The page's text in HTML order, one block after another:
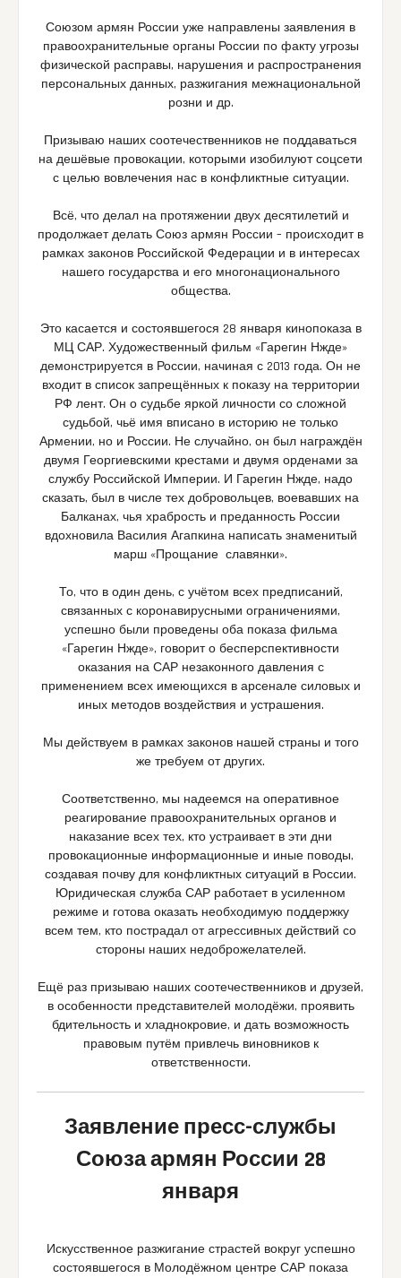
Союзом армян России уже направлены заявления в
правоохранительные органы России по факту угрозы
физической расправы, нарушения и распространения
персональных данных, разжигания межнациональной
розни и др.
Призываю наших соотечественников не поддаваться
на дешёвые провокации, которыми изобилуют соцсети
с целью вовлечения нас в конфликтные ситуации.
Всё, что делал на протяжении двух десятилетий и
продолжает делать Союз армян России – происходит в
рамках законов Российской Федерации и в интересах
нашего государства и его многонационального
общества.
Это касается и состоявшегося 28 января кинопоказа в
МЦ САР. Художественный фильм «Гарегин Нжде»
демонстрируется в России, начиная с 2013 года. Он не
входит в список запрещённых к показу на территории
РФ лент. Он о судьбе яркой личности со сложной
судьбой, чьё имя вписано в историю не только
Армении, но и России. Не случайно, он был награждён
двумя Георгиевскими крестами и двумя орденами за
службу Российской Империи. И Гарегин Нжде, надо
сказать, был в числе тех добровольцев, воевавших на
Балканах, чья храбрость и преданность России
вдохновила Василия Агапкина написать знаменитый
марш «Прощание славянки».
То, что в один день, с учётом всех предписаний,
связанных с коронавирусными ограничениями,
успешно были проведены оба показа фильма
«Гарегин Нжде», говорит о бесперспективности
оказания на САР незаконного давления с
применением всех имеющихся в арсенале силовых и
иных методов воздействия и устрашения.
Мы действуем в рамках законов нашей страны и того
же требуем от других.
Соответственно, мы надеемся на оперативное
реагирование правоохранительных органов и
наказание всех тех, кто устраивает в эти дни
провокационные информационные и иные поводы,
создавая почву для конфликтных ситуаций в России.
Юридическая служба САР работает в усиленном
режиме и готова оказать необходимую поддержку
всем тем, кто пострадал от агрессивных действий со
стороны наших недоброжелателей.
Ещё раз призываю наших соотечественников и друзей,
в особенности представителей молодёжи, проявить
бдительность и хладнокровие, и дать возможность
правовым путём привлечь виновников к
ответственности.
Заявление пресс-службы
Союза армян России 28
января
Искусственное разжигание страстей вокруг успешно
состоявшегося в Молодёжном центре САР показа